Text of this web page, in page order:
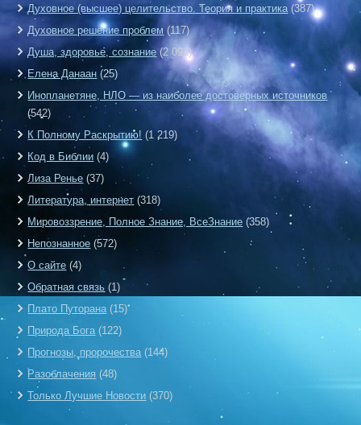
Духовное (высшее) целительство. Теория и практика (387)
Духовное решение проблем (117)
Душа, здоровье, сознание (2 092)
Елена Данаан (25)
Инопланетяне, НЛО — из наиболее достоверных источников
(542)
К Полному Раскрытию! (1 219)
Код в Библии (4)
Лиза Ренье (37)
Литература, интернет (318)
Мировоззрение, Полное Знание, ВсеЗнание (358)
Непознанное (572)
О сайте (4)
Обратная связь (1)
Плато Путорана(15)
Природа Бога (122)
Прогнозы, пророчества (144)
Разоблачения (48)
Только Лучшие Новости (370)